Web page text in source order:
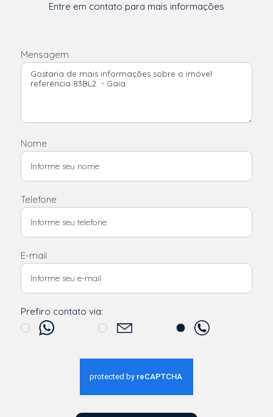
Entre em contato para mais informações
Mensagem
Nome
Telefone
E-mail
Prefiro contato via: